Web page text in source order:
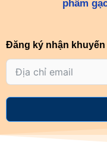
phẩm
Đăng ký nhận khuyến